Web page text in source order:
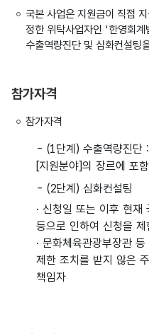
국본 사업은 지원금이 직접
정한 위탁사업자인 '한영회
수출역량진단 및 심화컨설팅
참가자격
참가자격
- (1단계) 수출역량진단
[지원분야]의 장르에 포
- (2단계) 심화컨설팅
· 신청일 또는 이후 현
등으로 인하여 신청을
· 문화체육관광부장관
제한 조치를 받지 않은
책임자